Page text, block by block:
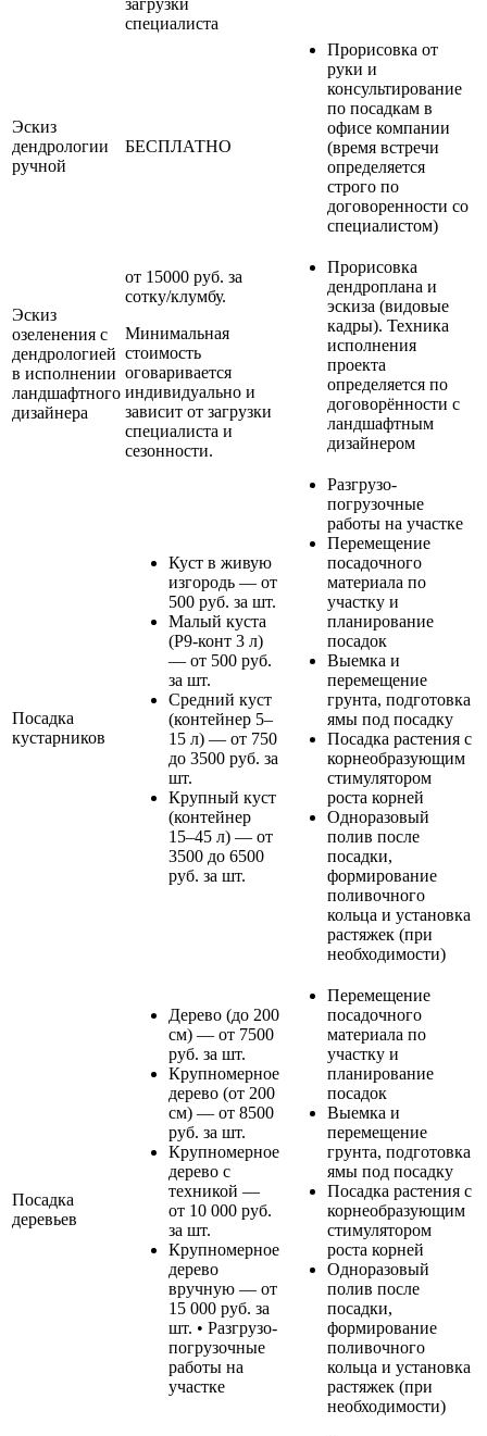
специалиста
Эскиз
дендрологии
ручной
БЕСПЛАТНО
Прорисовка от
руки и
консультирование
по посадкам в
офисе компании
(время встречи
определяется
строго по
договоренности со
специалистом)
Эскиз
озеленения с
дендрологией
в исполнении
ландшафтного
дизайнера
от 15000 руб. за
сотку/клумбу.
Минимальная
стоимость
оговаривается
индивидуально и
зависит от загрузки
специалиста и
сезонности.
Прорисовка
дендроплана и
эскиза (видовые
кадры). Техника
исполнения
проекта
определяется по
договорённости с
ландшафтным
дизайнером
Посадка
кустарников
Куст в живую
изгородь — от
500 руб. за шт.
Малый куста
(Р9-конт 3 л)
— от 500 руб.
за шт.
Средний куст
(контейнер 5–
15 л) — от 750
до 3500 руб. за
шт.
Крупный куст
(контейнер
15–45 л) — от
3500 до 6500
руб. за шт.
Разгрузо-
погрузочные
работы на участке
Перемещение
посадочного
материала по
участку и
планирование
посадок
Выемка и
перемещение
грунта, подготовка
ямы под посадку
Посадка растения с
корнеобразующим
стимулятором
роста корней
Одноразовый
полив после
посадки,
формирование
поливочного
кольца и установка
растяжек (при
необходимости)
Посадка
деревьев
Дерево (до 200
см) — от 7500
руб. за шт.
Крупномерное
дерево (от 200
см) — от 8500
руб. за шт.
Крупномерное
дерево с
техникой —
от 10 000 руб.
за шт.
Крупномерное
дерево
вручную — от
15 000 руб. за
шт. • Разгрузо-
погрузочные
работы на
участке
Перемещение
посадочного
материала по
участку и
планирование
посадок
Выемка и
перемещение
грунта, подготовка
ямы под посадку
Посадка растения с
корнеобразующим
стимулятором
роста корней
Одноразовый
полив после
посадки,
формирование
поливочного
кольца и установка
растяжек (при
необходимости)